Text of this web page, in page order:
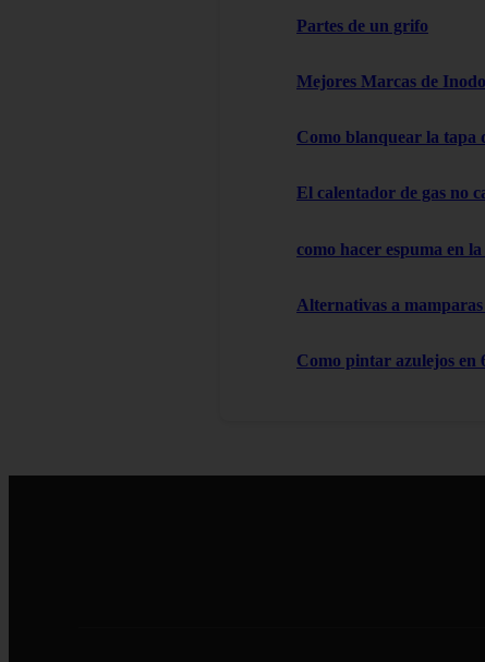
Partes de un grifo
Mejores Marcas de
Como blanquear la tapa
El calentador de gas no
como hacer espuma en
Alternativas a mamparas
Como pintar azulejos en